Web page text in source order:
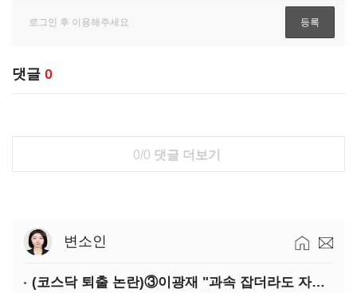
댓글 0
0/0 댓글 더보기
변소인
(코스닥 퇴출 논란)③이광재 "과속 잡더라도 자동차 없애지는 말아야"